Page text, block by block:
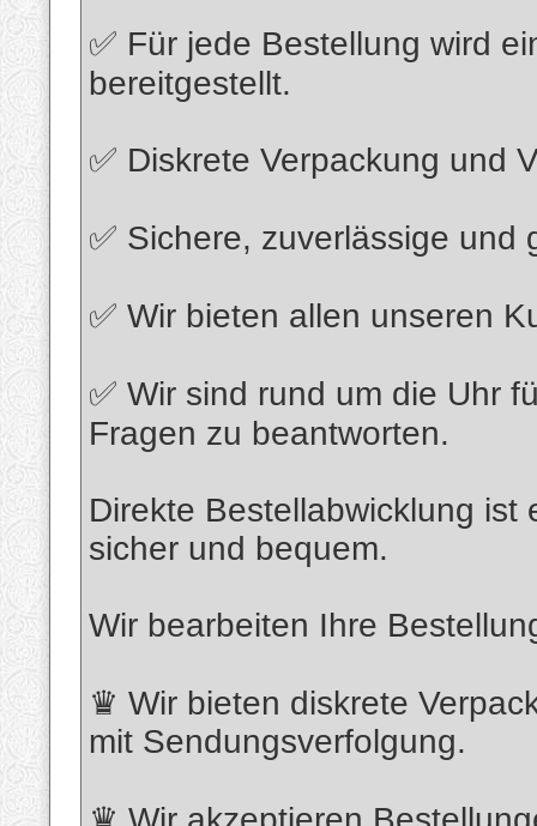
✅ Für jede Bestellung wird
bereitgestellt.
✅ Diskrete Verpackung und
✅ Sichere, zuverlässige und
✅ Wir bieten allen unseren
✅ Wir sind rund um die Uhr
Fragen zu beantworten.
Direkte Bestellabwicklung
sicher und bequem.
Wir bearbeiten Ihre
♛ Wir bieten diskrete
mit Sendungsverfolgung.